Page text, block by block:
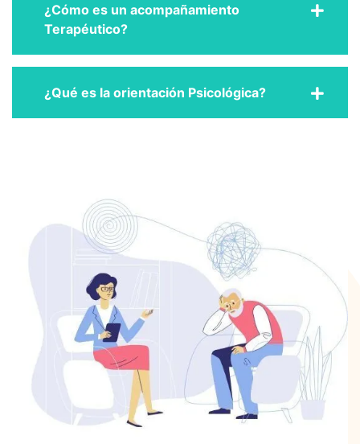
¿Cómo es un acompañamiento
Terapéutico?
¿Qué es la orientación Psicológica?